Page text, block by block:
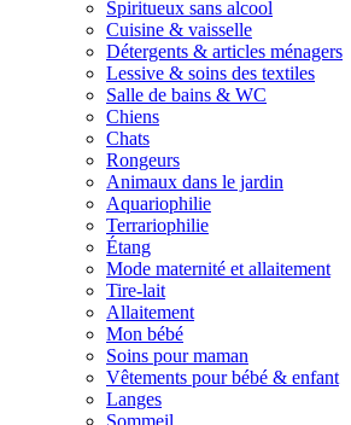
Spiritueux sans alcool
Cuisine & vaisselle
Détergents & articles ménagers
Lessive & soins des textiles
Salle de bains & WC
Chiens
Chats
Rongeurs
Animaux dans le jardin
Aquariophilie
Terrariophilie
Étang
Mode maternité et allaitement
Tire-lait
Allaitement
Mon bébé
Soins pour maman
Vêtements pour bébé & enfant
Langes
Sommeil